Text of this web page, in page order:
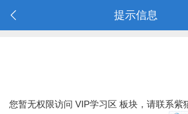
提示信息
您暂无权限访问 VIP学习区 板块，请联系紫